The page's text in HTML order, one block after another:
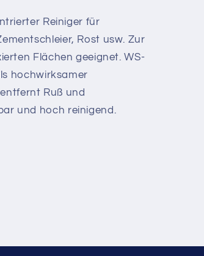
Reiniger für
Rost usw. Zur
Flächen geeignet. WS-
hochwirksamer
Ruß und
und hoch reinigend.